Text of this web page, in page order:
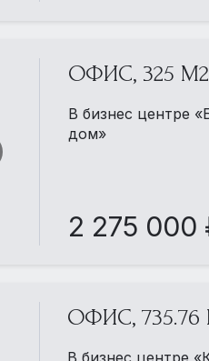
ОФИС, 325 М2
В бизнес центре
дом»
2 275 000
ОФИС, 735.76
В бизнес центре